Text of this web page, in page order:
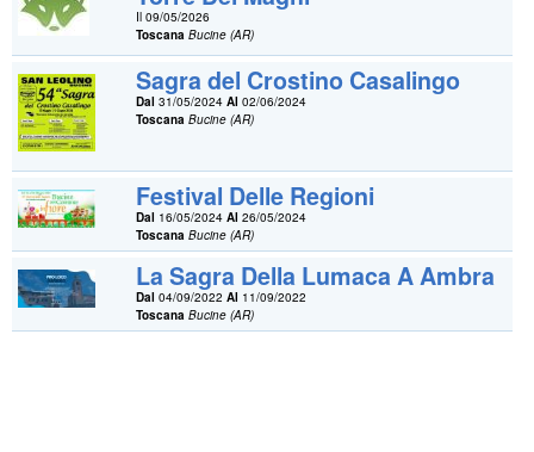
Il 09/05/2026
Toscana Bucine (AR)
Sagra del Crostino Casalingo
Dal 31/05/2024Al 02/06/2024
Toscana Bucine (AR)
Festival Delle Regioni
Dal 16/05/2024Al 26/05/2024
Toscana Bucine (AR)
La Sagra Della Lumaca A Ambra
Dal 04/09/2022Al 11/09/2022
Toscana Bucine (AR)